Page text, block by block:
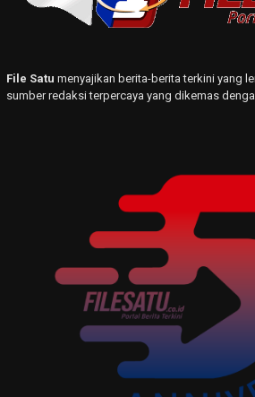
File Satu menyajikan berita-berita terkini yang
sumber redaksi terpercaya yang dikemas